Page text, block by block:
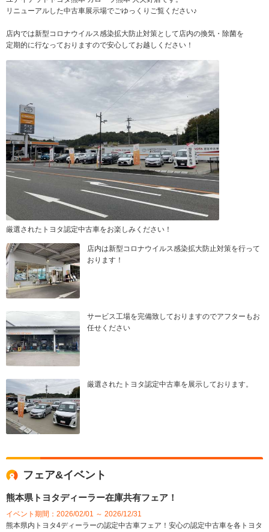
リニューアルした中古車展示場でごゆっくりご覧ください♪
店内では新型コロナウイルス感染拡大防止対策として店内の換気・除菌を
定期的に行なっておりますので安心してお越しください！
厳選されたトヨタ認定中古車をお楽しみください！
店内は新型コロナウイルス感染拡大防止対策を行って
おります！
サービス工場を完備致しておりますのでアフターもお
任せください
厳選されたトヨタ認定中古車を展示しております。
フェア&イベント
熊本県トヨタディーラー在庫共有フェア！
イベント期間：2026/02/01 ～ 2026/12/31
熊本県内トヨタ4ディーラーの認定中古車フェア！安心の認定中古車を各トヨタ